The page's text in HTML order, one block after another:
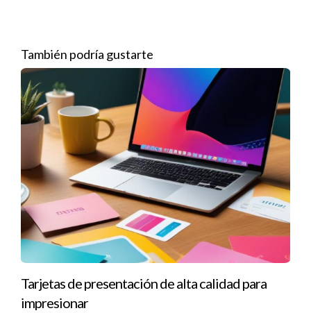
Definición del público objetivo
Una vez que tengas una comprensión clara del mercado, el
siguiente paso es definir tu público objetivo. ¿Quiénes son las
personas que podrían beneficiarse de tu oferta? Crea perfiles
de cliente que incluyan datos demográficos, intereses y
comportamientos. Este ejercicio te permitirá ajustar tu
mensaje de marketing para que resuene con tu audiencia
seleccionada. Cuanto más específico seas en la definición de
tu público, más efectivo será tu enfoque.
Desarrollo de una propuesta de valor única
La propuesta de valor es el corazón de cualquier negocio
exitoso. Debes ser capaz de articular claramente qué te hace
También podría gustarte
Tarjetas de presentación de alta calidad para
impresionar